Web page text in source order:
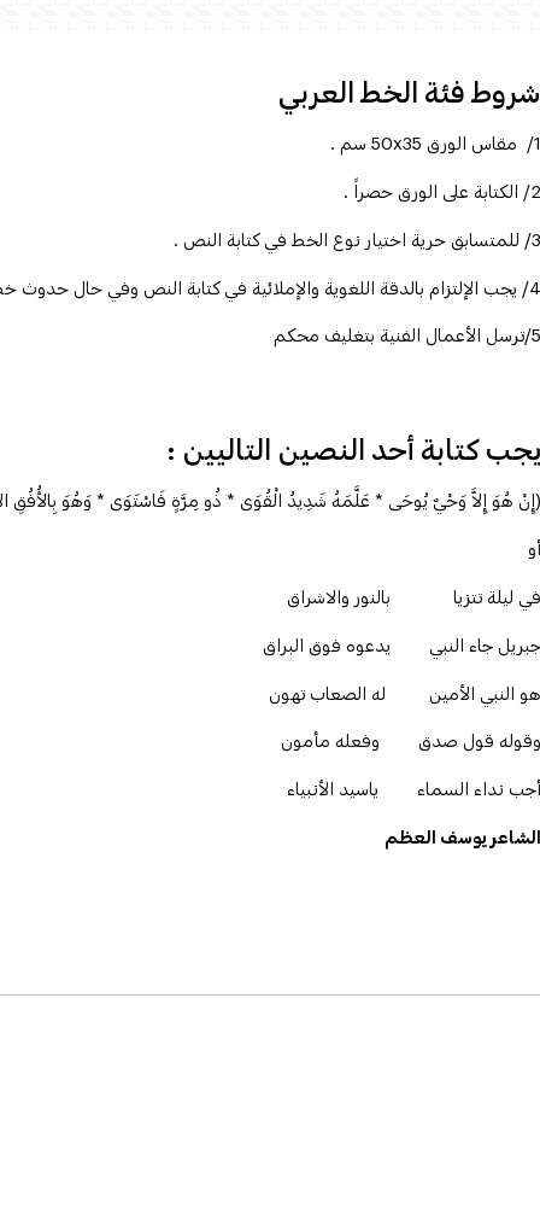
شروط فئة الخط العربي
1/ مقاس الورق 50x35 سم .
2/ الكتابة على الورق حصراً .
3/ للمتسابق حرية اختيار نوع الخط في كتابة النص .
4/ يجب الإلتزام بالدقة اللغوية والإملائية في كتابة النص وفي حال حدوث خطأ فإن العمل يستبعد من التحكيم .
5/ترسل الأعمال الفنية بتغليف محكم
يجب كتابة أحد النصين التاليين :
(إِنْ هُوَ إِلاَّ وَحْيٌ يُوحَى * عَلَّمَهُ شَدِيدُ الْقُوَى * ذُو مِرَّةٍ فَاسْتَوَى * وَهُوَ بِالأُفُقِ
أو
في ليلة تتزيا بالنور والاشراق
جبريل جاء النبي يدعوه فوق البراق
هو النبي الأمين له الصعاب تهون
وقوله قول صدق وفعله مأمون
أجب نداء السماء ياسيد الأنبياء
الشاعر يوسف العظم